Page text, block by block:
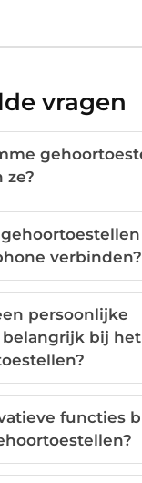
vragen
ze?
verbinden?
persoonlijke
bij
functies